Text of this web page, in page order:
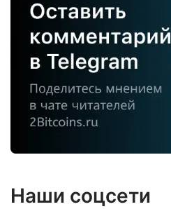
Наши соцсети